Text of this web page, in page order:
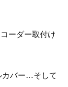
ーダー取付け
カバー…そして